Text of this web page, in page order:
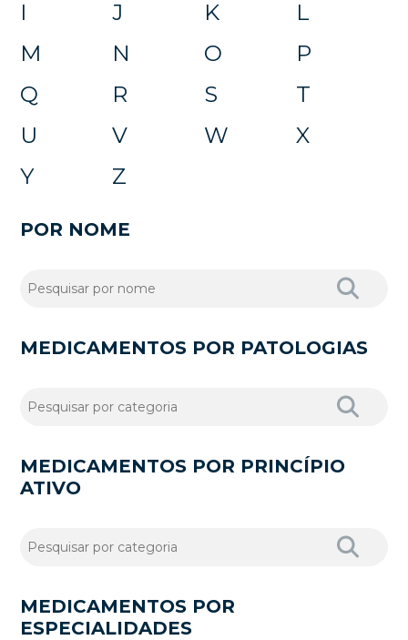
I
J K
L
M
N O
P
Q
R S
T
U
V W
X
Y
Z
POR NOME
MEDICAMENTOS POR PATOLOGIAS
MEDICAMENTOS POR PRINCÍPIO
ATIVO
MEDICAMENTOS POR
ESPECIALIDADES